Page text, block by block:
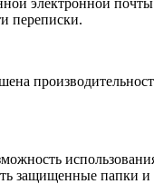
переписки.
защищенные папки и